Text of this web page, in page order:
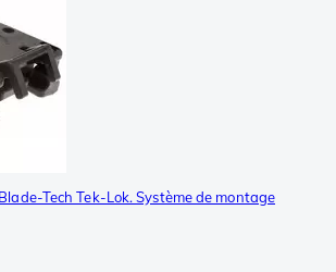
Tech Tek-Lok. Système de montage